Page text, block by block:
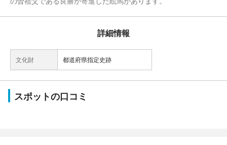
詳細情報
文化財 都道府県指定史跡
スポットの口コミ